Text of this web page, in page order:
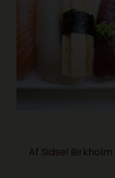
Af Sidsel Birkholm